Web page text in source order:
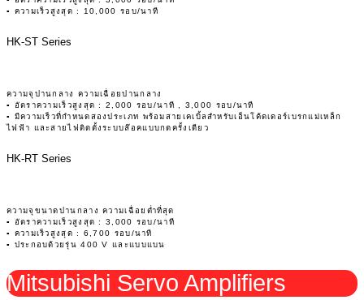
▪ ความเร็วสูงสุด : 10,000 รอบ/นาที
HK-ST Series
ความจุปานกลาง ความเฉื่อยปานกลาง
▪ อัตราความเร็วสูงสุด : 2,000 รอบ/นาที , 3,000 รอบ/นาที
▪ มีความเร็วที่กำหนดสองประเภท พร้อมสายเคเบิ้ลสำหรับเอ็นโค้ดเดอร์เบรกแม่เหล็ก
ไฟฟ้า และสายไฟติดตั้งระบบล๊อคแบบกดครั้งเดียว
HK-RT Series
ความจุขนาดปานกลาง ความเฉื่อยต่ำที่สุด
▪ อัตราความเร็วสูงสุด : 3,000 รอบ/นาที
▪ ความเร็วสูงสุด : 6,700 รอบ/นาที
▪ ประกอบด้วยรุ่น 400 V และแบบแบน
Mitsubishi Servo Amplifiers